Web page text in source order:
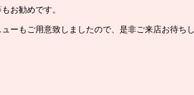
お勧めです。
ーもご用意致しましたので、是非ご来店お待ち